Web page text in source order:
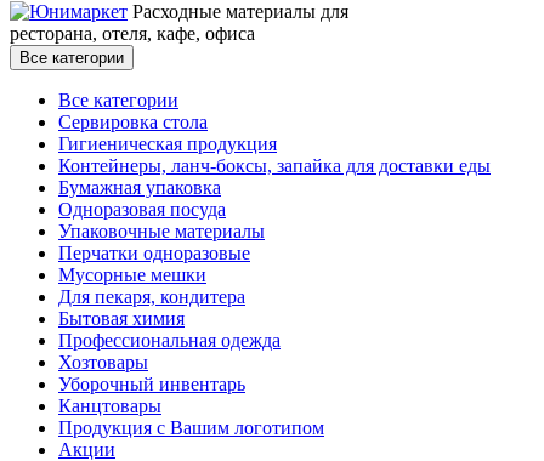
Расходные материалы для
ресторана, отеля, кафе, офиса
Все категории
Все категории
Сервировка стола
Гигиеническая продукция
Контейнеры, ланч-боксы, запайка для доставки еды
Бумажная упаковка
Одноразовая посуда
Упаковочные материалы
Перчатки одноразовые
Мусорные мешки
Для пекаря, кондитера
Бытовая химия
Профессиональная одежда
Хозтовары
Уборочный инвентарь
Канцтовары
Продукция с Вашим логотипом
Акции